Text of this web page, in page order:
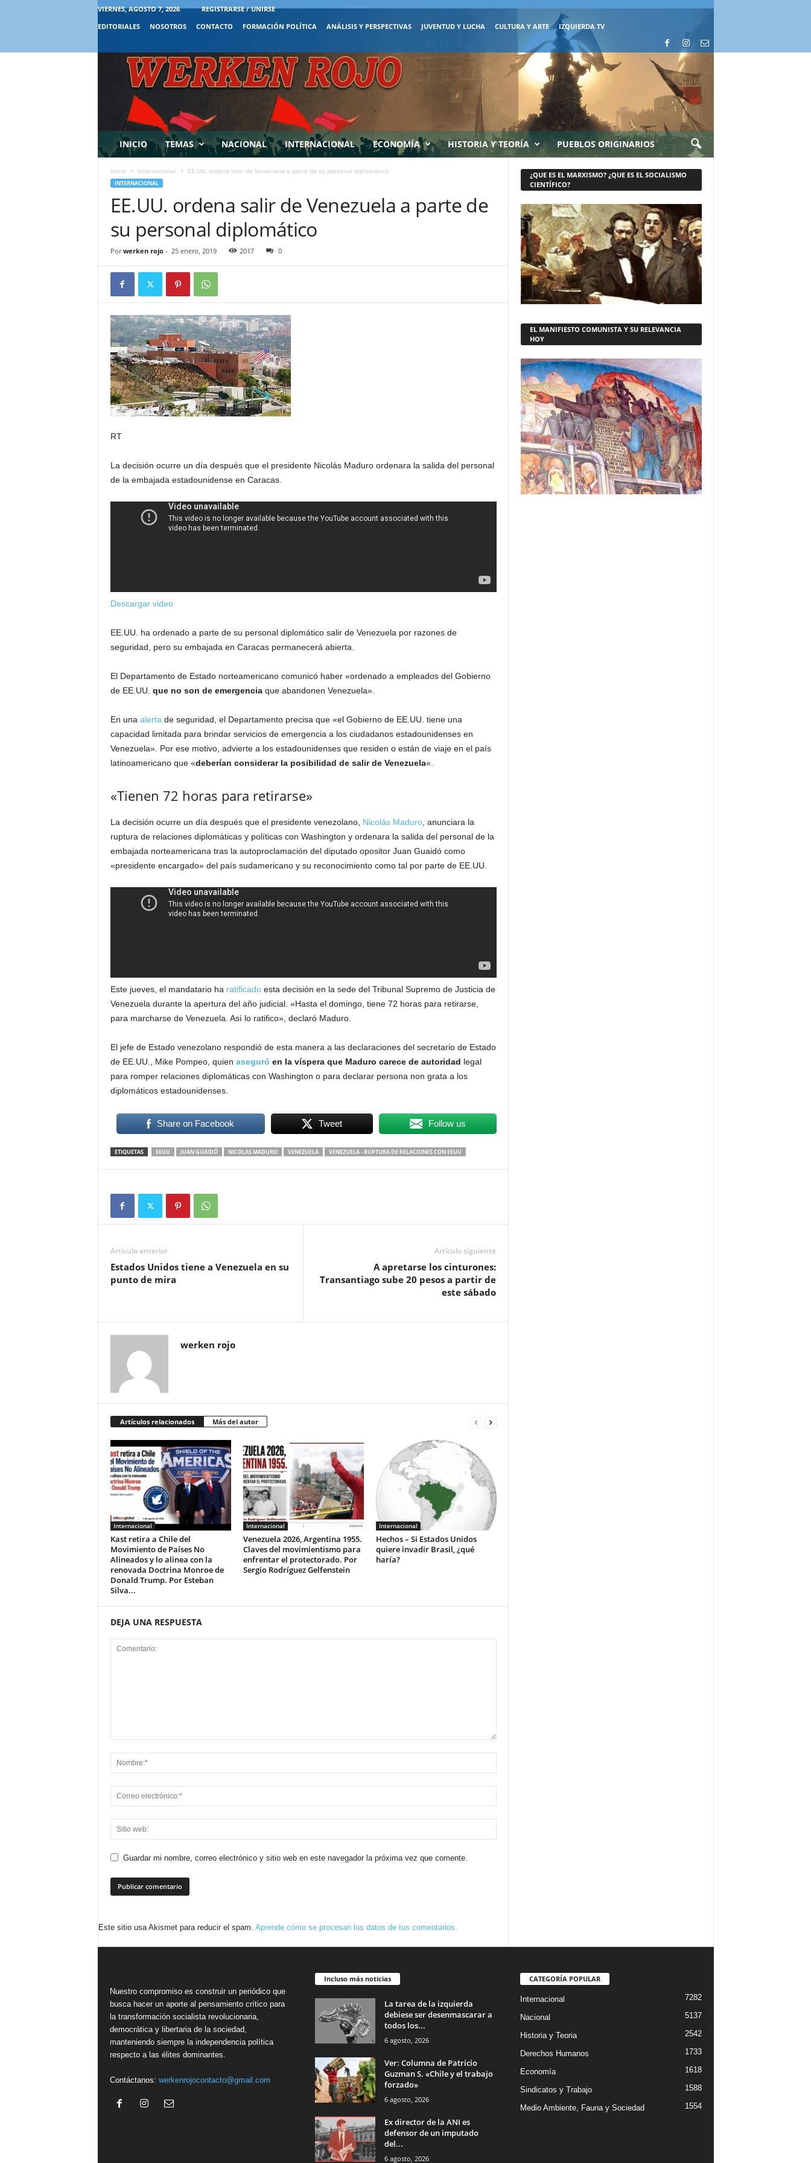
VIERNES, AGOSTO 7, 2026
REGISTRARSE / UNIRSE
EDITORIALES
NOSOTROS CONTACTO FORMACIÓN POLÍTICA ANÁLISIS Y PERSPECTIVAS JUVENTUD Y LUCHA CULTURA Y ARTE IZQUIERDA TV
INICIO TEMAS NACIONAL INTERNACIONAL ECONOMÍA HISTORIA Y TEORÍA PUEBLOS ORIGINARIOS
Inicio Internacional EE.UU. ordena salir de Venezuela a parte de su personal diplomático
INTERNACIONAL
EE.UU. ordena salir de Venezuela a parte de
su personal diplomático
Por werken rojo- 25 enero, 2019 2017 0
RT
La decisión ocurre un día después que el presidente Nicolás Maduro ordenara la salida del personal
de la embajada estadounidense en Caracas.
Descargar video
EE.UU. ha ordenado a parte de su personal diplomático salir de Venezuela por razones de
seguridad, pero su embajada en Caracas permanecerá abierta.
El Departamento de Estado norteamericano comunicó haber «ordenado a empleados del Gobierno
de EE.UU. que no son de emergenciaque abandonen Venezuela».
En una alerta de seguridad, el Departamento precisa que «el Gobierno de EE.UU. tiene una
capacidad limitada para brindar servicios de emergencia a los ciudadanos estadounidenses en
Venezuela». Por ese motivo, advierte a los estadounidenses que residen o están de viaje en el país
latinoamericano que «deberían considerar la posibilidad de salir de Venezuela«.
«Tienen 72 horas para retirarse»
La decisión ocurre un día después que el presidente venezolano, Nicolás Maduro, anunciara la
ruptura de relaciones diplomáticas y políticas con Washington y ordenara la salida del personal de la
embajada norteamericana tras la autoproclamación del diputado opositor Juan Guaidó como
«presidente encargado» del país sudamericano y su reconocimiento como tal por parte de EE.UU.
Este jueves, el mandatario ha ratificadoesta decisión en la sede del Tribunal Supremo de Justicia de
Venezuela durante la apertura del año judicial. «Hasta el domingo, tiene 72 horas para retirarse,
para marcharse de Venezuela. Así lo ratifico», declaró Maduro.
El jefe de Estado venezolano respondió de esta manera a las declaraciones del secretario de Estado
de EE.UU., Mike Pompeo, quien aseguró en la víspera que Maduro carece de autoridad legal
para romper relaciones diplomáticas con Washington o para declarar persona non grata a los
diplomáticos estadounidenses.
Share on Facebook Tweet Follow us
ETIQUETAS EEUU JUAN GUAIDÓ NICOLAS MADURO VENEZUELA VENEZUELA - RUPTURA DE RELACIONES CON EEUU
Artículo anterior
Estados Unidos tiene a Venezuela en su
punto de mira
Artículo siguiente
A apretarse los cinturones:
Transantiago sube 20 pesos a partir de
este sábado
werken rojo
Artículos relacionados Más del autor
Internacional
Kast retira a Chile del
Movimiento de Países No
Alineados y lo alinea con la
renovada Doctrina Monroe de
Donald Trump. Por Esteban
Silva...
Internacional
Venezuela 2026, Argentina 1955.
Claves del movimientismo para
enfrentar el protectorado. Por
Sergio Rodríguez Gelfenstein
Internacional
Hechos – Si Estados Unidos
quiere invadir Brasil, ¿qué
haría?
DEJA UNA RESPUESTA
Guardar mi nombre, correo electrónico y sitio web en este navegador la próxima vez que comente.
Este sitio usa Akismet para reducir el spam. Aprende cómo se procesan los datos de tus comentarios.
¿QUE ES EL MARXISMO? ¿QUE ES EL SOCIALISMO
CIENTÍFICO?
EL MANIFIESTO COMUNISTA Y SU RELEVANCIA
HOY
Nuestro compromiso es construir un periódico que
busca hacer un aporte al pensamiento crítico para
la transformación socialista revolucionaria,
democrática y libertaria de la sociedad,
manteniendo siempre la independencia política
respecto a las élites dominantes.
Contáctanos: werkenrojocontacto@gmail.com
Incluso más noticias
La tarea de la izquierda
debiese ser desenmascarar a
todos los...
6 agosto, 2026
Ver: Columna de Patricio
Guzman S. «Chile y el trabajo
forzado»
6 agosto, 2026
Ex director de la ANI es
defensor de un imputado
del...
6 agosto, 2026
CATEGORÍA POPULAR
Internacional 7282
Nacional 5137
Historia y Teoria 2542
Derechos Humanos 1733
Economía 1618
Sindicatos y Trabajo 1588
Medio Ambiente, Fauna y Sociedad 1554